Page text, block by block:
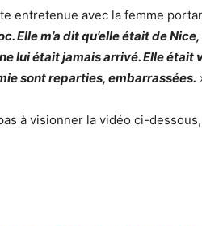
entretenue avec la femme
Elle m’a dit qu’elle était de
lui était jamais arrivé. Elle
sont reparties, embarrassées.
à visionner la vidéo ci-dessous,